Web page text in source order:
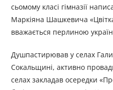
сьомому класі гімназії
Маркіяна Шашкевича
вважається перлиною
Душпастирював у селах
Сокальщині, активно
селах закладав осередки